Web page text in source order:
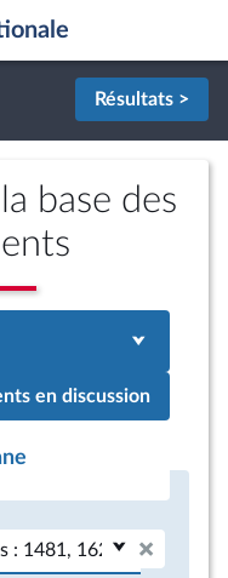
Résultats >
base des
en discussion